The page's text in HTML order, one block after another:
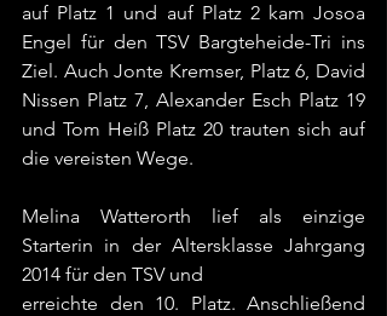
auf Platz 1 und auf Platz 2 kam Josoa
Engel für den TSV Bargteheide-Tri ins
Ziel. Auch Jonte Kremser, Platz 6, David
Nissen Platz 7, Alexander Esch Platz 19
und Tom Heiß Platz 20 trauten sich auf
die vereisten Wege.
Melina Watterorth lief als einzige
Starterin in der Altersklasse Jahrgang
2014 für den TSV und
erreichte den 10. Platz. Anschließend